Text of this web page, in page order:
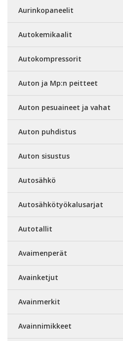
Aurinkopaneelit
Autokemikaalit
Autokompressorit
Auton ja Mp:n peitteet
Auton pesuaineet ja vahat
Auton puhdistus
Auton sisustus
Autosähkö
Autosähkötyökalusarjat
Autotallit
Avaimenperät
Avainketjut
Avainmerkit
Avainnimikkeet